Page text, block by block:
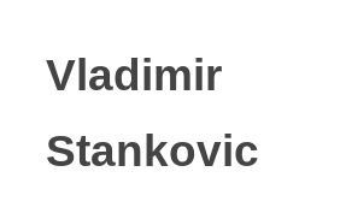
Vladimir
Stankovic